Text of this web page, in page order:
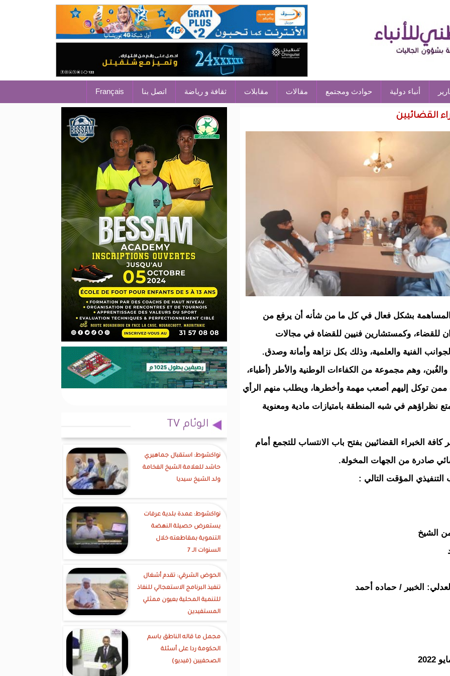
أنباء دولية حوادث ومجتمع مقالات مقابلات ثقافة و رياضة اتصل بنا Français
القضائيين
والمساهمة بشكل فعال في كل ما من شأنه أن يرفع من
للقضاء، وكمستشارين فنيين للقضاة في مجالات
الفنية والعلمية، وذلك بكل نزاهة وأمانة وصدق.
وهم مجموعة من الكفاءات الوطنية والأطر (أطباء،
توكل إليهم أصعب مهمة وأخطرها، ويطلب منهم الرأي
نظراؤهم في شبه المنطقة بامتيازات مادية ومعنوية
الخبراء القضائيين بفتح باب الانتساب للتجمع أمام
صادرة من الجهات المخولة.
المؤقت التالي :
الشيخ
الخبير / حماده أحمد
الوئام TV
نواكشوط: استقبال جماهيري
حاشد للعلامة الشيخ الفخامة
ولد الشيخ سيديا
نواكشوط: عمدة بلدية عرفات
يستعرض حصيلة النهضة
التنموية بمقاطعته خلال
السنوات الـ 7
الحوض الشرقي: تقدم أشغال
تنفيذ البرنامج الاستعجالي للنفاذ
للتنمية المحلية بعيون ممثلي
المستفيدين
مجمل ما قاله الناطق باسم
الحكومة ردا على أسئلة
الصحفيين (فيديو)